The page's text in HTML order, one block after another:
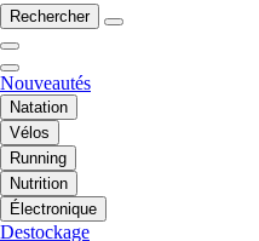
Rechercher
Nouveautés
Natation
Vélos
Running
Nutrition
Électronique
Destockage